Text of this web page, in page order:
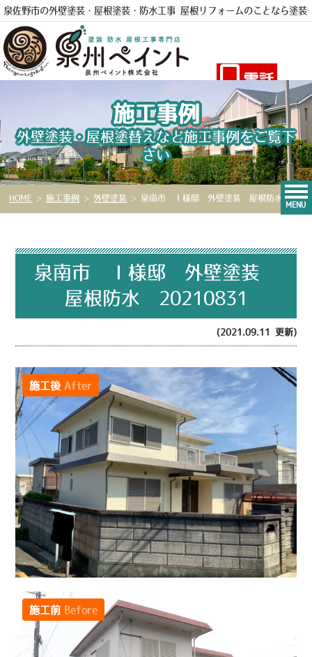
泉佐野市の外壁塗装・屋根塗装・防水工事 屋根リフォームのことなら塗装
電話
MENU
施工事例
外壁塗装・屋根塗替えなど施工事例をご覧下
さい
HOME >施工事例 > 外壁塗装 > 泉南市 Ｉ様邸 外壁塗装 屋根防水 20210831
泉南市 Ｉ様邸 外壁塗装
屋根防水 20210831
(2021.09.11 更新)
施工後 After
施工前 Before